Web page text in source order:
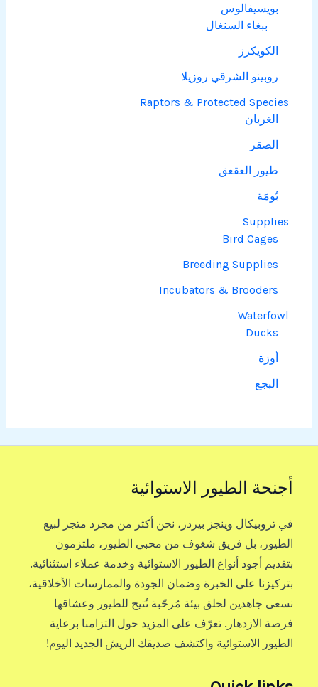
بويسيفالوس
ببغاء السنغال
الكويكرز
روبينو الشرقي روزيلا
Raptors & Protected Species
الغربان
الصقر
طيور العقعق
بُومَة
Supplies
Bird Cages
Breeding Supplies
Incubators & Brooders
Waterfowl
Ducks
أوزة
البجع
أجنحة الطيور الاستوائية
في تروبيكال وينجز بيردز، نحن أكثر من مجرد متجر لبيع
الطيور، بل فريق شغوف من محبي الطيور، ملتزمون
بتقديم أجود أنواع الطيور الاستوائية وخدمة عملاء استثنائية.
بتركيزنا على الخبرة وضمان الجودة والممارسات الأخلاقية،
نسعى جاهدين لخلق بيئة مُرحّبة تُتيح للطيور وعشاقها
فرصة الازدهار. تعرّف على المزيد حول التزامنا برعاية
الطيور الاستوائية واكتشف صديقك الريش الجديد اليوم!